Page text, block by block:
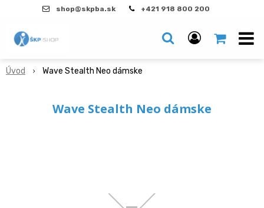
shop@skpba.sk +421 918 800 200
Úvod Wave Stealth Neo dámske
Wave Stealth Neo dámske